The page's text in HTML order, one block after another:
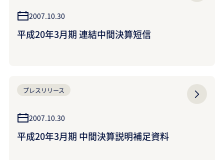
2007.10.30
平成20年3月期 連結中間決算短信
プレスリリース
2007.10.30
平成20年3月期 中間決算説明補足資料